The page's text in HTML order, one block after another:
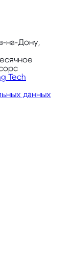
на-Дону,
Tech
данных